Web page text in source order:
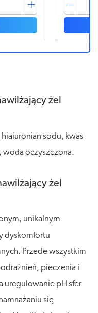
żel
sodu, kwas
woda oczyszczona.
żel
unikalnym
dyskomfortu
Przede wszystkim
pieczenia i
uregulowanie pH sfer
się